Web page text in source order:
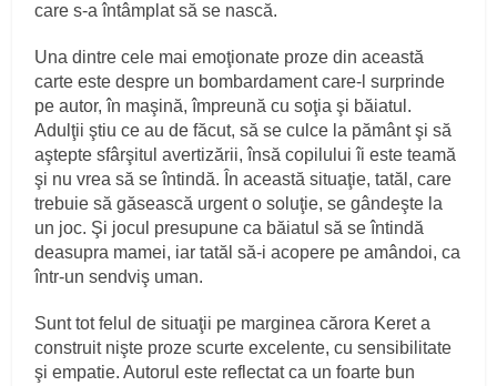
care s-a întâmplat să se nască.
Una dintre cele mai emoţionate proze din această
carte este despre un bombardament care-l surprinde
pe autor, în maşină, împreună cu soţia şi băiatul.
Adulţii ştiu ce au de făcut, să se culce la pământ şi să
aştepte sfârşitul avertizării, însă copilului îi este teamă
şi nu vrea să se întindă. În această situaţie, tatăl, care
trebuie să găsească urgent o soluţie, se gândeşte la
un joc. Şi jocul presupune ca băiatul să se întindă
deasupra mamei, iar tatăl să-i acopere pe amândoi, ca
într-un sendviş uman.
Sunt tot felul de situaţii pe marginea cărora Keret a
construit nişte proze scurte excelente, cu sensibilitate
şi empatie. Autorul este reflectat ca un foarte bun